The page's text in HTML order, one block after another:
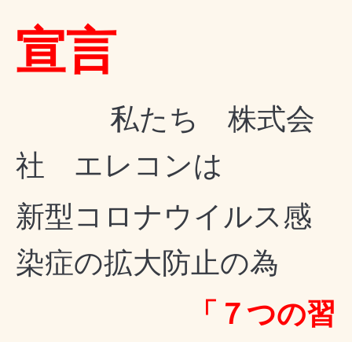
宣言
私たち 株式会
社 エレコンは
新型コロナウイルス感
染症の拡大防止の為
「７つの習